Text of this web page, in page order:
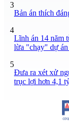
3
Bản án thích
4
Lĩnh án 14 năm
lừa "chạy" dự
5
Đưa ra xét xử
trục lợi hơn 4,1